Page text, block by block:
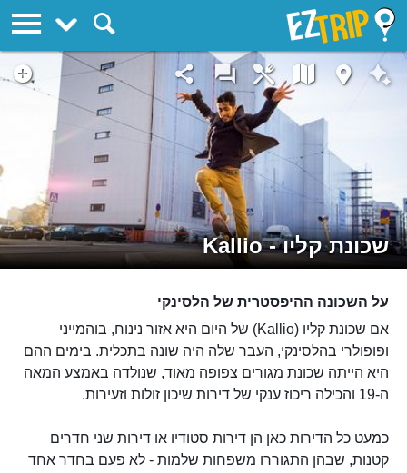
שכונת קליו - Kallio
על השכונה ההיפסטרית של הלסינקי
אם שכונת קליו (Kallio) של היום היא אזור נינוח, בוהמייני
ופופולרי בהלסינקי, העבר שלה היה שונה בתכלית. בימים ההם
היא הייתה שכונת מגורים צפופה מאוד, שנולדה באמצע המאה
ה-19 והכילה ריכוז ענקי של דירות שיכון זולות וזעירות.
כמעט כל הדירות כאן הן דירות סטודיו או דירות שני חדרים
קטנות, שבהן התגוררו משפחות שלמות - לא פעם בחדר אחד
EZTrip